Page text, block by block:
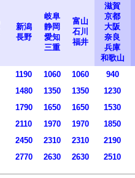
新潟
長野
岐阜
静岡
愛知
三重
富山
石川
福井
滋賀
京都
大阪
奈良
兵庫
和歌山
1190 1060 1060 940
1480 1350 1350 1230
1790 1650 1650 1530
2110 1970 1970 1850
2450 2310 2310 2190
2770 2630 2630 2510